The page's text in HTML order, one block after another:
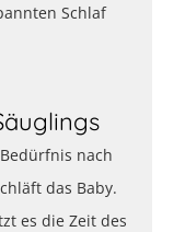
Schlaf
nach
das Baby.
es die Zeit des